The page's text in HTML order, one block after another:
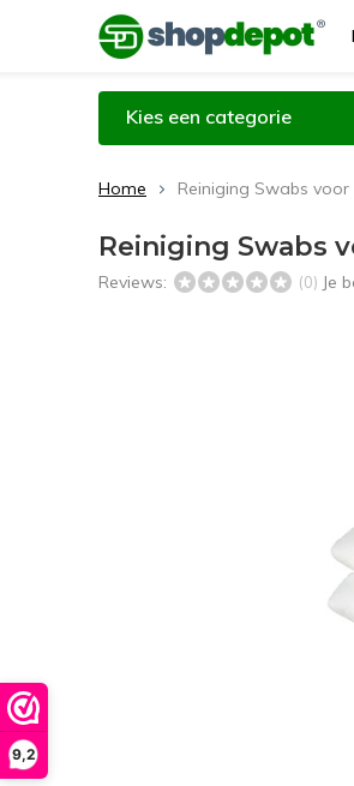
9,2
Kies een categorie
Home Reiniging Swabs
Reiniging Swabs
Reviews: (0) Je